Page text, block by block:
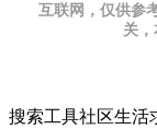
互联网，仅供参
关，
搜索工具社区生活